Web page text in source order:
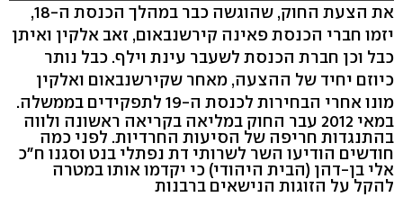
hlsjs-lite: Network error
את הצעת החוק, שהוגשה כבר במהלך הכנסת ה-18,
יזמו חברי הכנסת פאינה קירשנבאום, זאב אלקין ואיתן
כבל וכן חברת הכנסת לשעבר עינת וילף. כבל נותר
כיוזם יחיד של ההצעה, מאחר שקירשנבאום ואלקין
מונו אחרי הבחירות לכנסת ה-19 לתפקידים בממשלה.
במאי 2012 עבר החוק במליאה בקריאה ראשונה ולווה
בהתנגדות חריפה של הסיעות החרדיות. לפני כמה
חודשים הודיעו השר לשרותי דת נפתלי בנט וסגנו ח"כ
אלי בן-דהן (הבית היהודי) כי יקדמו אותו במטרה
להקל על הזוגות הנישאים ברבנות